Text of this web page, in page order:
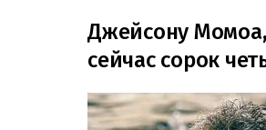
Джейсону
сейчас сорок